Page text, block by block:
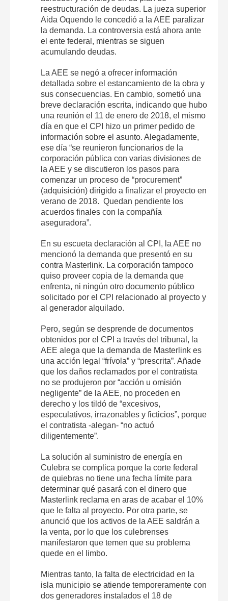
reestructuración de deudas. La jueza superior
Aida Oquendo le concedió a la AEE paralizar
la demanda. La controversia está ahora ante
el ente federal, mientras se siguen
acumulando deudas.
La AEE se negó a ofrecer información
detallada sobre el estancamiento de la obra y
sus consecuencias. En cambio, sometió una
breve declaración escrita, indicando que hubo
una reunión el 11 de enero de 2018, el mismo
día en que el CPI hizo un primer pedido de
información sobre el asunto. Alegadamente,
ese día “se reunieron funcionarios de la
corporación pública con varias divisiones de
la AEE y se discutieron los pasos para
comenzar un proceso de “procurement”
(adquisición) dirigido a finalizar el proyecto en
verano de 2018. Quedan pendiente los
acuerdos finales con la compañía
aseguradora”.
En su escueta declaración al CPI, la AEE no
mencionó la demanda que presentó en su
contra Masterlink. La corporación tampoco
quiso proveer copia de la demanda que
enfrenta, ni ningún otro documento público
solicitado por el CPI relacionado al proyecto y
al generador alquilado.
Pero, según se desprende de documentos
obtenidos por el CPI a través del tribunal, la
AEE alega que la demanda de Masterlink es
una acción legal “frívola” y “prescrita”. Añade
que los daños reclamados por el contratista
no se produjeron por “acción u omisión
negligente” de la AEE, no proceden en
derecho y los tildó de “excesivos,
especulativos, irrazonables y ficticios”, porque
el contratista -alegan- “no actuó
diligentemente”.
La solución al suministro de energía en
Culebra se complica porque la corte federal
de quiebras no tiene una fecha límite para
determinar qué pasará con el dinero que
Masterlink reclama en aras de acabar el 10%
que le falta al proyecto. Por otra parte, se
anunció que los activos de la AEE saldrán a
la venta, por lo que los culebrenses
manifestaron que temen que su problema
quede en el limbo.
Mientras tanto, la falta de electricidad en la
isla municipio se atiende temporeramente con
dos generadores instalados el 18 de